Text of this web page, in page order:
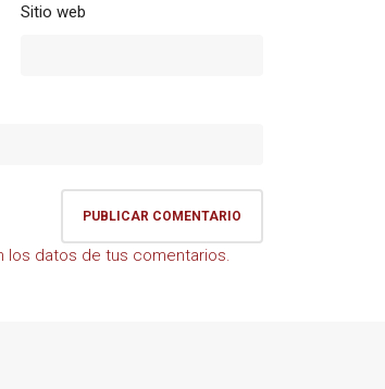
Sitio web
datos de tus comentarios.